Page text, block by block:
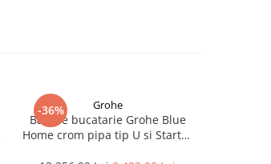
-36% Grohe
Baterie bucatarie Grohe Blue
Home crom pipa tip U si Starter